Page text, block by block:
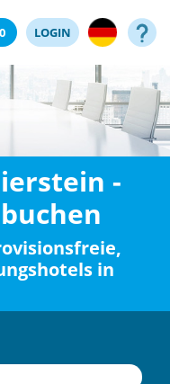
0 LOGIN
-
in